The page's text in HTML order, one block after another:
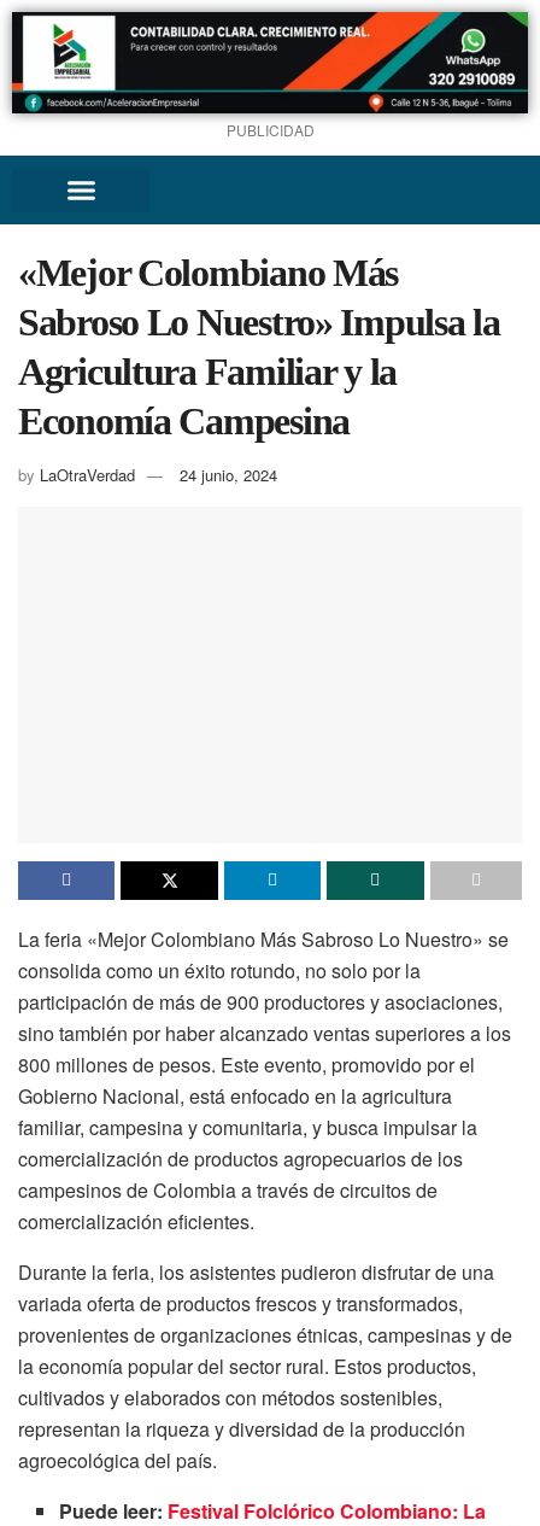
PUBLICIDAD
«Mejor Colombiano Más
Sabroso Lo Nuestro» Impulsa la
Agricultura Familiar y la
Economía Campesina
by LaOtraVerdad 24 junio, 2024
La feria «Mejor Colombiano Más Sabroso Lo Nuestro» se
consolida como un éxito rotundo, no solo por la
participación de más de 900 productores y asociaciones,
sino también por haber alcanzado ventas superiores a los
800 millones de pesos. Este evento, promovido por el
Gobierno Nacional, está enfocado en la agricultura
familiar, campesina y comunitaria, y busca impulsar la
comercialización de productos agropecuarios de los
campesinos de Colombia a través de circuitos de
comercialización eficientes.
Durante la feria, los asistentes pudieron disfrutar de una
variada oferta de productos frescos y transformados,
provenientes de organizaciones étnicas, campesinas y de
la economía popular del sector rural. Estos productos,
cultivados y elaborados con métodos sostenibles,
representan la riqueza y diversidad de la producción
agroecológica del país.
Puede leer: Festival Folclórico Colombiano: La